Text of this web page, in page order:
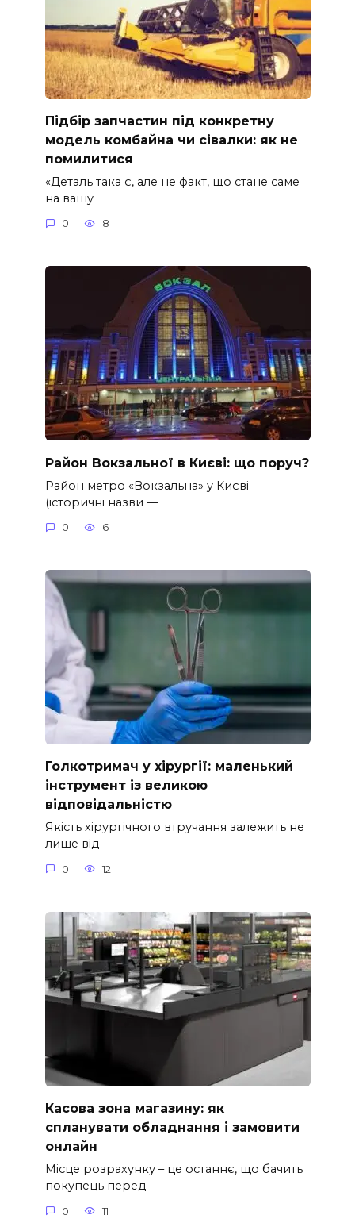
Підбір запчастин під конкретну
модель комбайна чи сівалки: як не
помилитися
«Деталь така є, але не факт, що стане саме
на вашу
0 8
Район Вокзальної в Києві: що поруч?
Район метро «Вокзальна» у Києві
(історичні назви —
0 6
Голкотримач у хірургії: маленький
інструмент із великою
відповідальністю
Якість хірургічного втручання залежить не
лише від
0 12
Касова зона магазину: як
спланувати обладнання і замовити
онлайн
Місце розрахунку – це останнє, що бачить
покупець перед
0 11